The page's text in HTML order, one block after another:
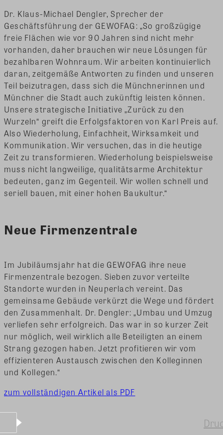
Dr. Klaus-Michael Dengler, Sprecher der
Geschäftsführung der GEWOFAG: „So großzügige
freie Flächen wie vor 90 Jahren sind nicht mehr
vorhanden, daher brauchen wir neue Lösungen für
bezahlbaren Wohnraum. Wir arbeiten kontinuierlich
daran, zeitgemäße Antworten zu finden und unseren
Teil beizutragen, dass sich die Münchnerinnen und
Münchner die Stadt auch zukünftig leisten können.
Unsere strategische Initiative „Zurück zu den
Wurzeln“ greift die Erfolgsfaktoren von Karl Preis auf.
Also Wiederholung, Einfachheit, Wirksamkeit und
Kommunikation. Wir versuchen, das in die heutige
Zeit zu transformieren. Wiederholung beispielsweise
muss nicht langweilige, qualitätsarme Architektur
bedeuten, ganz im Gegenteil. Wir wollen schnell und
seriell bauen, mit einer hohen Baukultur.“
Neue Firmenzentrale
Im Jubiläumsjahr hat die GEWOFAG ihre neue
Firmenzentrale bezogen. Sieben zuvor verteilte
Standorte wurden in Neuperlach vereint. Das
gemeinsame Gebäude verkürzt die Wege und fördert
den Zusammenhalt. Dr. Dengler: „Umbau und Umzug
verliefen sehr erfolgreich. Das war in so kurzer Zeit
nur möglich, weil wirklich alle Beteiligten an einem
Strang gezogen haben. Jetzt profitieren wir vom
effizienteren Austausch zwischen den Kolleginnen
und Kollegen.“
zum vollständigen Artikel als PDF